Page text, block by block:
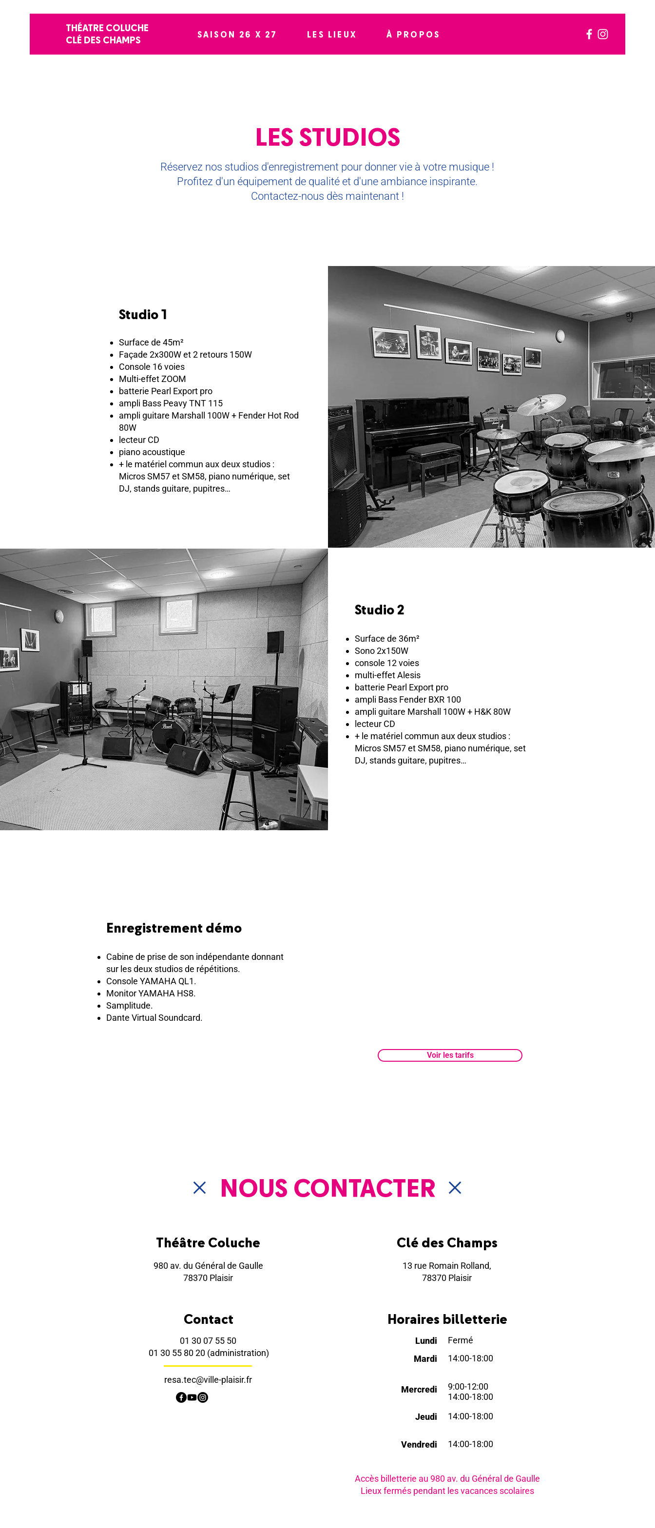
THÉATRE COLUCHE
CLÉ DES CHAMPS
SAISON 26 X 27 LES LIEUX À PROPOS
LES STUDIOS
Réservez nos studios d'enregistrement pour donner vie à votre musique !
Profitez d'un équipement de qualité et d'une ambiance inspirante.
Contactez-nous dès maintenant !
Studio 1
Surface de 45m²
Façade 2x300W et 2 retours 150W
Console 16 voies
Multi-effet ZOOM
batterie Pearl Export pro
ampli Bass Peavy TNT 115
ampli guitare Marshall 100W + Fender Hot Rod
80W
lecteur CD
piano acoustique
+ le matériel commun aux deux studios :
Micros SM57 et SM58, piano numérique, set
DJ, stands guitare, pupitres…
Studio 2
Surface de 36m²
Sono 2x150W
console 12 voies
multi-effet Alesis
batterie Pearl Export pro
ampli Bass Fender BXR 100
ampli guitare Marshall 100W + H&K 80W
lecteur CD
+ le matériel commun aux deux studios :
Micros SM57 et SM58, piano numérique, set
DJ, stands guitare, pupitres…
Enregistrement démo
Cabine de prise de son indépendante donnant
sur les deux studios de répétitions.
Console YAMAHA QL1.
Monitor YAMAHA HS8.
Samplitude.
Dante Virtual Soundcard.
Voir les tarifs
NOUS CONTACTER
Théâtre Coluche
980 av. du Général de Gaulle
78370 Plaisir
Clé des Champs
13 rue Romain Rolland,
78370 Plaisir
Contact
01 30 07 55 50
01 30 55 80 20 (administration)
resa.tec@ville-plaisir.fr
Horaires billetterie
Lundi
Mardi
Fermé
14:00-18:00
Mercredi
9:00-12:00
14:00-18:00
Jeudi
14:00-18:00
Vendredi 14:00-18:00
Accès billetterie au 980 av. du Général de Gaulle
Lieux fermés pendant les vacances scolaires